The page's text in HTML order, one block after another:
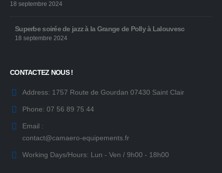
18 septembre 2024
Superbe soirée de jazz à la Grange de Polly à Lalouvesc
18 septembre 2024
CONTACTEZ NOUS !
Address: 1757 Route de Gourdan 07430 Saint Clair
Phone: 07 56 89 75 44
Email :
contact@camaero-equipements.fr
Working Days/Hours: Lun - Ven / 9h00 - 18h00